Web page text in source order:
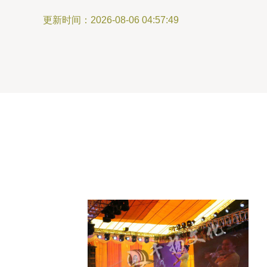
更新时间：2026-08-06 04:57:49